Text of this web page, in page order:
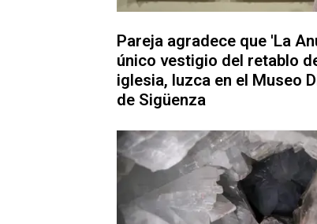
Pareja agradece que 'La
único vestigio del retablo
iglesia, luzca en el Museo
de Sigüenza